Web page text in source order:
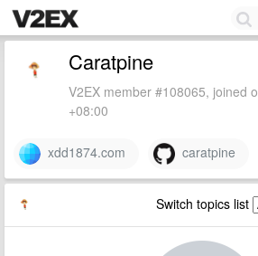
Caratpine
V2EX member #108065, joined
+08:00
xdd1874.com caratpine
Switch topics list